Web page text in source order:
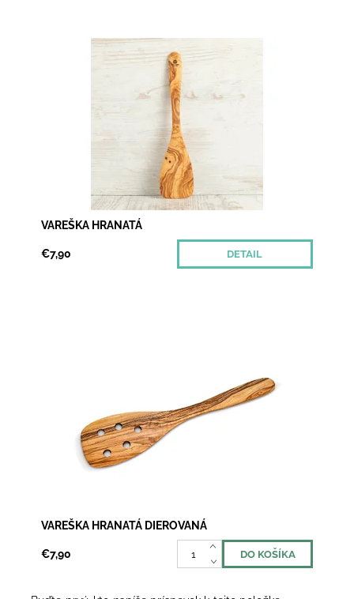
Aj najbežnejšia vareška v domácnosti môže mať
nádych luxusu a voňať slnkom zaliatym
Toskánskom. To všetko vďaka olivovému drevu,
ktorého kresba...
Momentálne nedostupné
VAREŠKA HRANATÁ
€7,90 DETAIL
kalorické, šalát to nespraví. Nič sa nedeje, zajtra je
tu nový deň, dnes si vychutnajte tie...
Skladom 1
VAREŠKA HRANATÁ DIEROVANÁ
€7,90